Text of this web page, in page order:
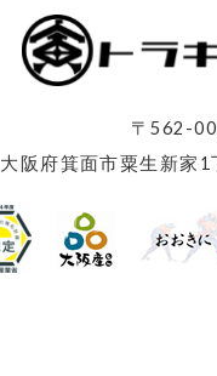
〒562-
大阪府箕面市粟生新家